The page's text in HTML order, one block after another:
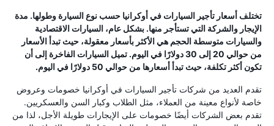
تختلف أسعار تأجير السيارات في أوكرانيا حسب نوع السيارة وطولها. مدة
الإيجار والشركة التي تستأجر منها. بشكل عام، السيارات الاقتصادية
والسيارات متوسطة الحجم هي الأكثر بأسعار معقولة، حيث تبدأ الأسعار
من حوالي 20 إلى 30 دولارًا في اليوم. تميل السيارات الفاخرة إلى أن
تكون أكثر تكلفة، حيث تبدأ أسعارها من حوالي 50 دولارًا في اليوم.
تقدم العديد من شركات تأجير السيارات في أوكرانيا خصومات وعروض
خاصة لأنواع معينة من العملاء، مثل الطلاب وكبار السن والعسكريين.
تقدم بعض الشركات أيضًا خصومات على الإيجارات طويلة الأجل، لذا من